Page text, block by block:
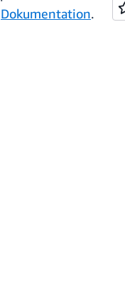
Dokumentation.